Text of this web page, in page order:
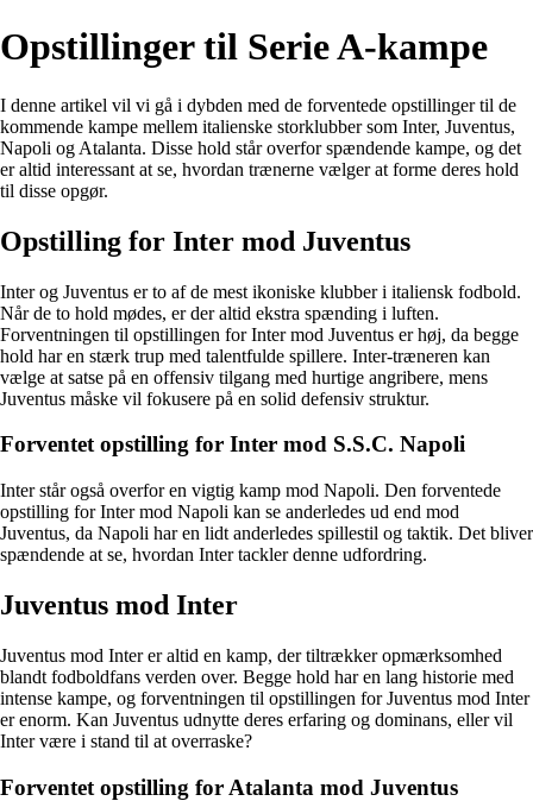
Opstillinger til Serie A-kampe
I denne artikel vil vi gå i dybden med de forventede opstillinger til de
kommende kampe mellem italienske storklubber som Inter, Juventus,
Napoli og Atalanta. Disse hold står overfor spændende kampe, og det
er altid interessant at se, hvordan trænerne vælger at forme deres hold
til disse opgør.
Opstilling for Inter mod Juventus
Inter og Juventus er to af de mest ikoniske klubber i italiensk fodbold.
Når de to hold mødes, er der altid ekstra spænding i luften.
Forventningen til opstillingen for Inter mod Juventus er høj, da begge
hold har en stærk trup med talentfulde spillere. Inter-træneren kan
vælge at satse på en offensiv tilgang med hurtige angribere, mens
Juventus måske vil fokusere på en solid defensiv struktur.
Forventet opstilling for Inter mod S.S.C. Napoli
Inter står også overfor en vigtig kamp mod Napoli. Den forventede
opstilling for Inter mod Napoli kan se anderledes ud end mod
Juventus, da Napoli har en lidt anderledes spillestil og taktik. Det bliver
spændende at se, hvordan Inter tackler denne udfordring.
Juventus mod Inter
Juventus mod Inter er altid en kamp, der tiltrækker opmærksomhed
blandt fodboldfans verden over. Begge hold har en lang historie med
intense kampe, og forventningen til opstillingen for Juventus mod Inter
er enorm. Kan Juventus udnytte deres erfaring og dominans, eller vil
Inter være i stand til at overraske?
Forventet opstilling for Atalanta mod Juventus